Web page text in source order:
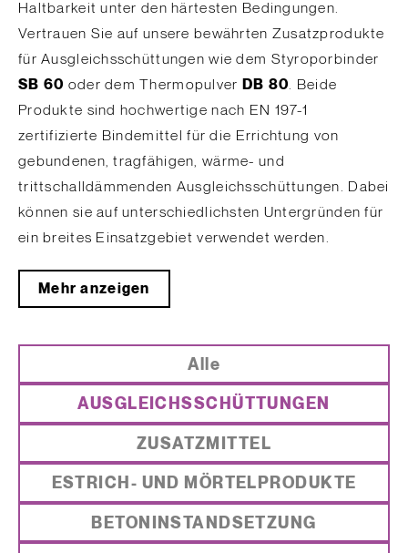
Haltbarkeit unter den härtesten Bedingungen.
Vertrauen Sie auf unsere bewährten Zusatzprodukte
für Ausgleichsschüttungen wie dem Styroporbinder
SB 60 oder demThermopulver DB 80. Beide
Produkte sind hochwertige nach EN 197-1
zertifizierte Bindemittel für die Errichtung von
gebundenen, tragfähigen, wärme- und
trittschalldämmenden Ausgleichsschüttungen. Dabei
können sie auf unterschiedlichsten Untergründen für
ein breites Einsatzgebiet verwendet werden.
Mehr anzeigen
Alle
AUSGLEICHSSCHÜTTUNGEN
ZUSATZMITTEL
ESTRICH- UND MÖRTELPRODUKTE
BETONINSTANDSETZUNG